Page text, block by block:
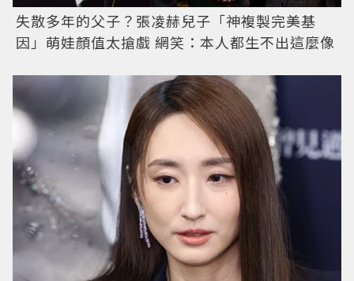
失散多年的父子？張凌赫兒子「神複製完美基
因」萌娃顏值太搶戲 網笑：本人都生不出這麼像